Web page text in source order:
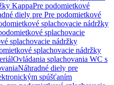
KappaPre podomietkové
diely pre Pre podomietkové
splachovacie nádržky
splachovacie
splachovacie nádržky
splachovacie nádržky
Ovládania splachovania WC s
Náhradné diely pre
spúšťaním